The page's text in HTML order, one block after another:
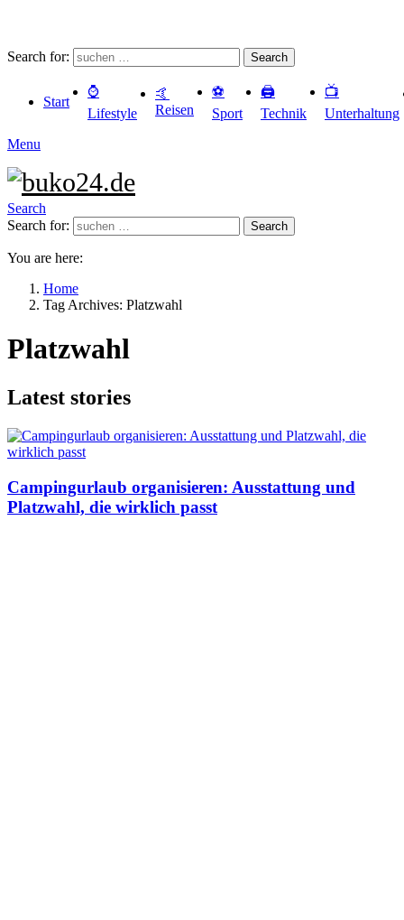
Search for: Search
Start
⌚️
Lifestyle
🤙
Reisen
⚽️
Sport
🖨️
Technik
📺
Unterhaltung
Menu
Search
Search for:
Search
You are here:
Home
Tag Archives: Platzwahl
Platzwahl
Latest stories
Campingurlaub organisieren: Ausstattung und
Platzwahl, die wirklich passt